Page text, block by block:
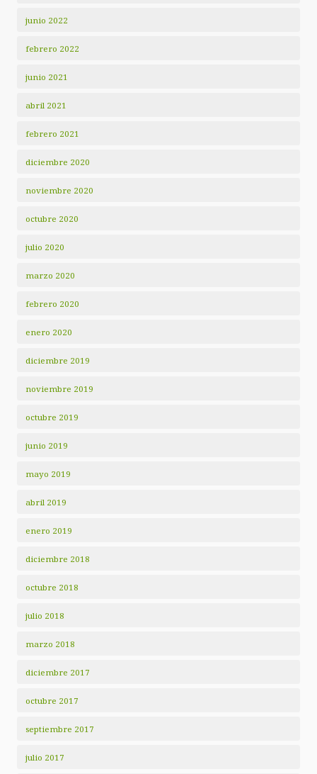
junio 2022
febrero 2022
junio 2021
abril 2021
febrero 2021
diciembre 2020
noviembre 2020
octubre 2020
julio 2020
marzo 2020
febrero 2020
enero 2020
diciembre 2019
noviembre 2019
octubre 2019
junio 2019
mayo 2019
abril 2019
enero 2019
diciembre 2018
octubre 2018
julio 2018
marzo 2018
diciembre 2017
octubre 2017
septiembre 2017
julio 2017